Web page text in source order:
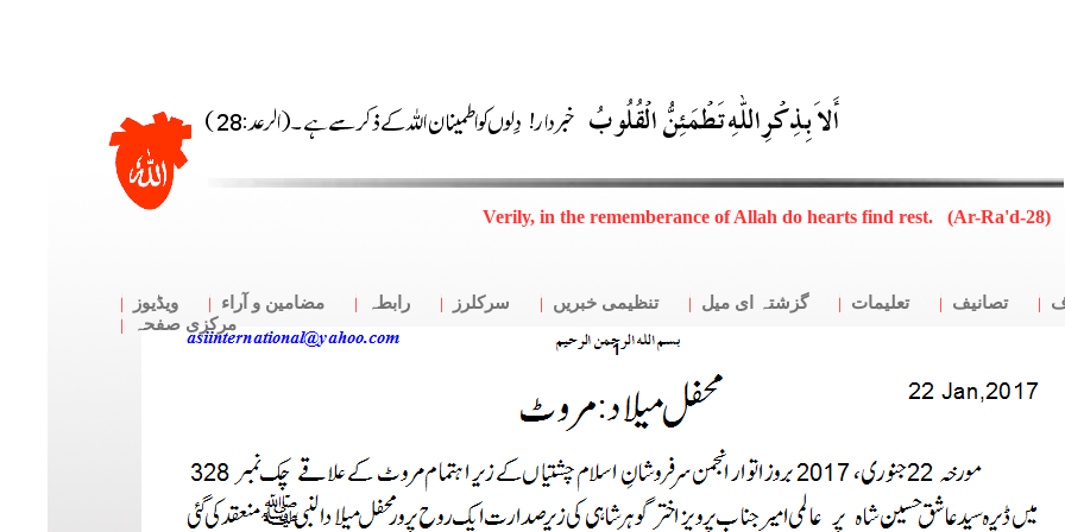
Verily, in the rememberance of Allah do hearts find rest. (Ar-Ra'd-28)
تصانیف تعلیمات گزشتہ ای میل تنظیمی خبریں سرکلرز رابطہ مضامین و آراء
ویڈیوز
مرکزی صفحہ